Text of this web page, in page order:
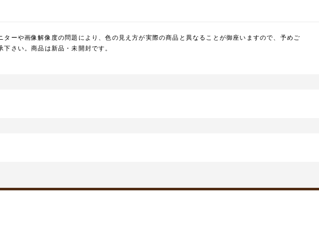
ターや画像解像度の問題により、色の見え方が実際の商品と異なることが御座いますので、予めご
下さい。商品は新品・未開封です。